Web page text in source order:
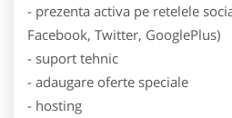
- prezenta activa pe retelele
Facebook, Twitter, GooglePlus)
- suport tehnic
- adaugare oferte speciale
- hosting